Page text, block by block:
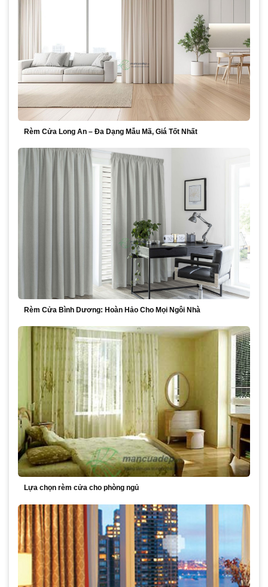
Rèm Cửa Long An – Đa Dạng Mẫu Mã, Giá Tốt Nhất
Rèm Cửa Bình Dương: Hoàn Hảo Cho Mọi Ngôi Nhà
Lựa chọn rèm cửa cho phòng ngủ